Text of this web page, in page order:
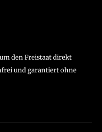
den Freistaat direkt
und garantiert ohne